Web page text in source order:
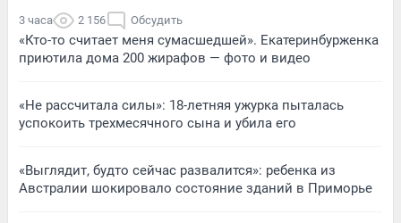
3 часа 2 156 Обсудить
«Кто-то считает меня сумасшедшей». Екатеринбурженка
приютила дома 200 жирафов — фото и видео
«Не рассчитала силы»: 18-летняя ужурка пыталась
успокоить трехмесячного сына и убила его
«Выглядит, будто сейчас развалится»: ребенка из
Австралии шокировало состояние зданий в Приморье